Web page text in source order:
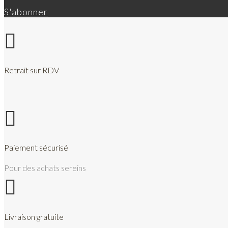
S'abonner

Retrait sur RDV

Paiement sécurisé
Pour des achats sereins

Livraison gratuite